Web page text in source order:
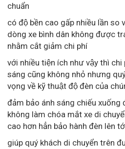
chuẩn
có độ bền cao gấp nhiều lần so
dòng xe bình dân không được
nhằm cắt giảm chi phí
với nhiều tiện ích như vậy thì chi
sáng cũng không nhỏ nhưng
vọng về kỹ thuật độ đèn của
đảm bảo ánh sáng chiếu
không làm chóa mắt xe di
cao hơn hẳn bảo hành đèn lên
giúp quý khách di chuyển trên